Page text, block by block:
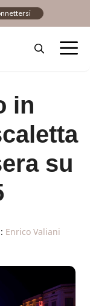
in
su
Enrico Valiani